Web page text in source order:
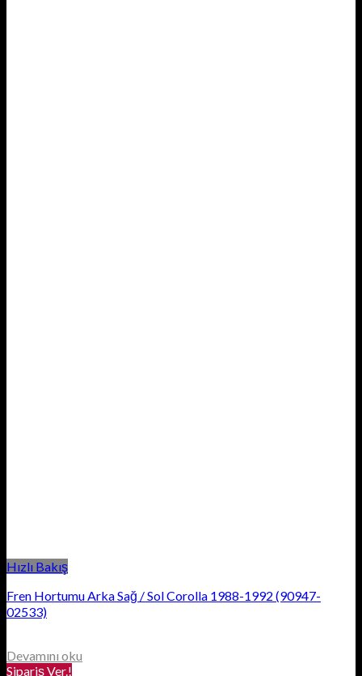
Hızlı Bakış
Fren Hortumu Arka Sağ / Sol Corolla 1988-1992 (90947-
02533)
Devamını oku
Sipariş Ver.!